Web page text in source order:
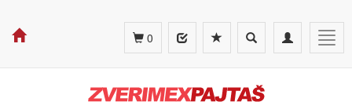
Toggle
navigation
Toggle
search
0